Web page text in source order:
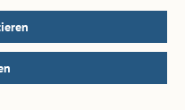
2026